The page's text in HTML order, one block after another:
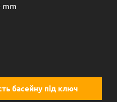
mm
басейну під ключ